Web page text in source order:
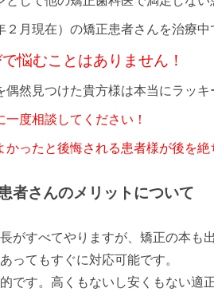
２月現在）の矯正患者さんを治療中
悩むことはありません！
偶然見つけた貴方様は本当にラッキ
度相談してください！
ったと後悔される患者様が後を絶
者さんのメリットについて
がすべてやりますが、矯正の本も
ってもすぐに対応可能です。
です。高くもないし安くもない適